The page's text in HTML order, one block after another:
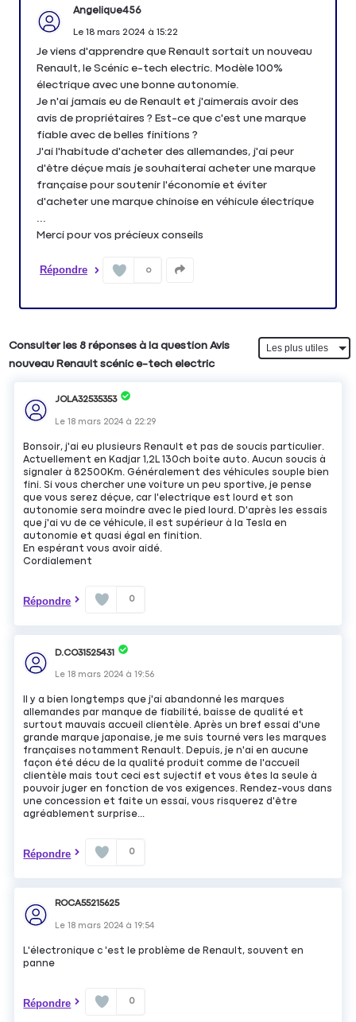
Angelique456
Le 18 mars 2024à 15:22
Je viens d'apprendre que Renault sortait un nouveau
Renault, le Scénic e-tech electric. Modèle 100%
électrique avec une bonne autonomie.
Je n'ai jamais eu de Renault et j'aimerais avoir des
avis de propriétaires ? Est-ce que c'est une marque
fiable avec de belles finitions ?
J'ai l'habitude d'acheter des allemandes, j'ai peur
d'être déçue mais je souhaiterai acheter une marque
française pour soutenir l'économie et éviter
d'acheter une marque chinoise en véhicule électrique
...
Merci pour vos précieux conseils
Répondre 0
Consulter les 8 réponses à la question Avis
nouveau Renault scénic e-tech electric
JOLA32535353
Le18 mars 2024 à 22:29
Bonsoir, j'ai eu plusieurs Renault et pas de soucis particulier.
Actuellement en Kadjar 1,2L 130ch boite auto. Aucun soucis à
signaler à 82500Km. Généralement des véhicules souple bien
fini. Si vous chercher une voiture un peu sportive, je pense
que vous serez déçue, car l'electrique est lourd et son
autonomie sera moindre avec le pied lourd. D'après les essais
que j'ai vu de ce véhicule, il est supérieur à la Tesla en
autonomie et quasi égal en finition.
En espérant vous avoir aidé.
Cordialement
Répondre 0
D.CO31525431
Le18 mars 2024 à19:56
Il y a bien longtemps que j'ai abandonné les marques
allemandes par manque de fiabilité, baisse de qualité et
surtout mauvais accueil clientèle. Après un bref essai d'une
grande marque japonaise, je me suis tourné vers les marques
françaises notamment Renault. Depuis, je n'ai en aucune
façon été décu de la qualité produit comme de l'accueil
clientèle mais tout ceci est sujectif et vous êtes la seule à
pouvoir juger en fonction de vos exigences. Rendez-vous dans
une concession et faite un essai, vous risquerez d'être
agréablement surprise...
Répondre 0
ROCA55215625
Le18 mars 2024 à19:54
L'électronique c 'est le problème de Renault, souvent en
panne
Répondre 0